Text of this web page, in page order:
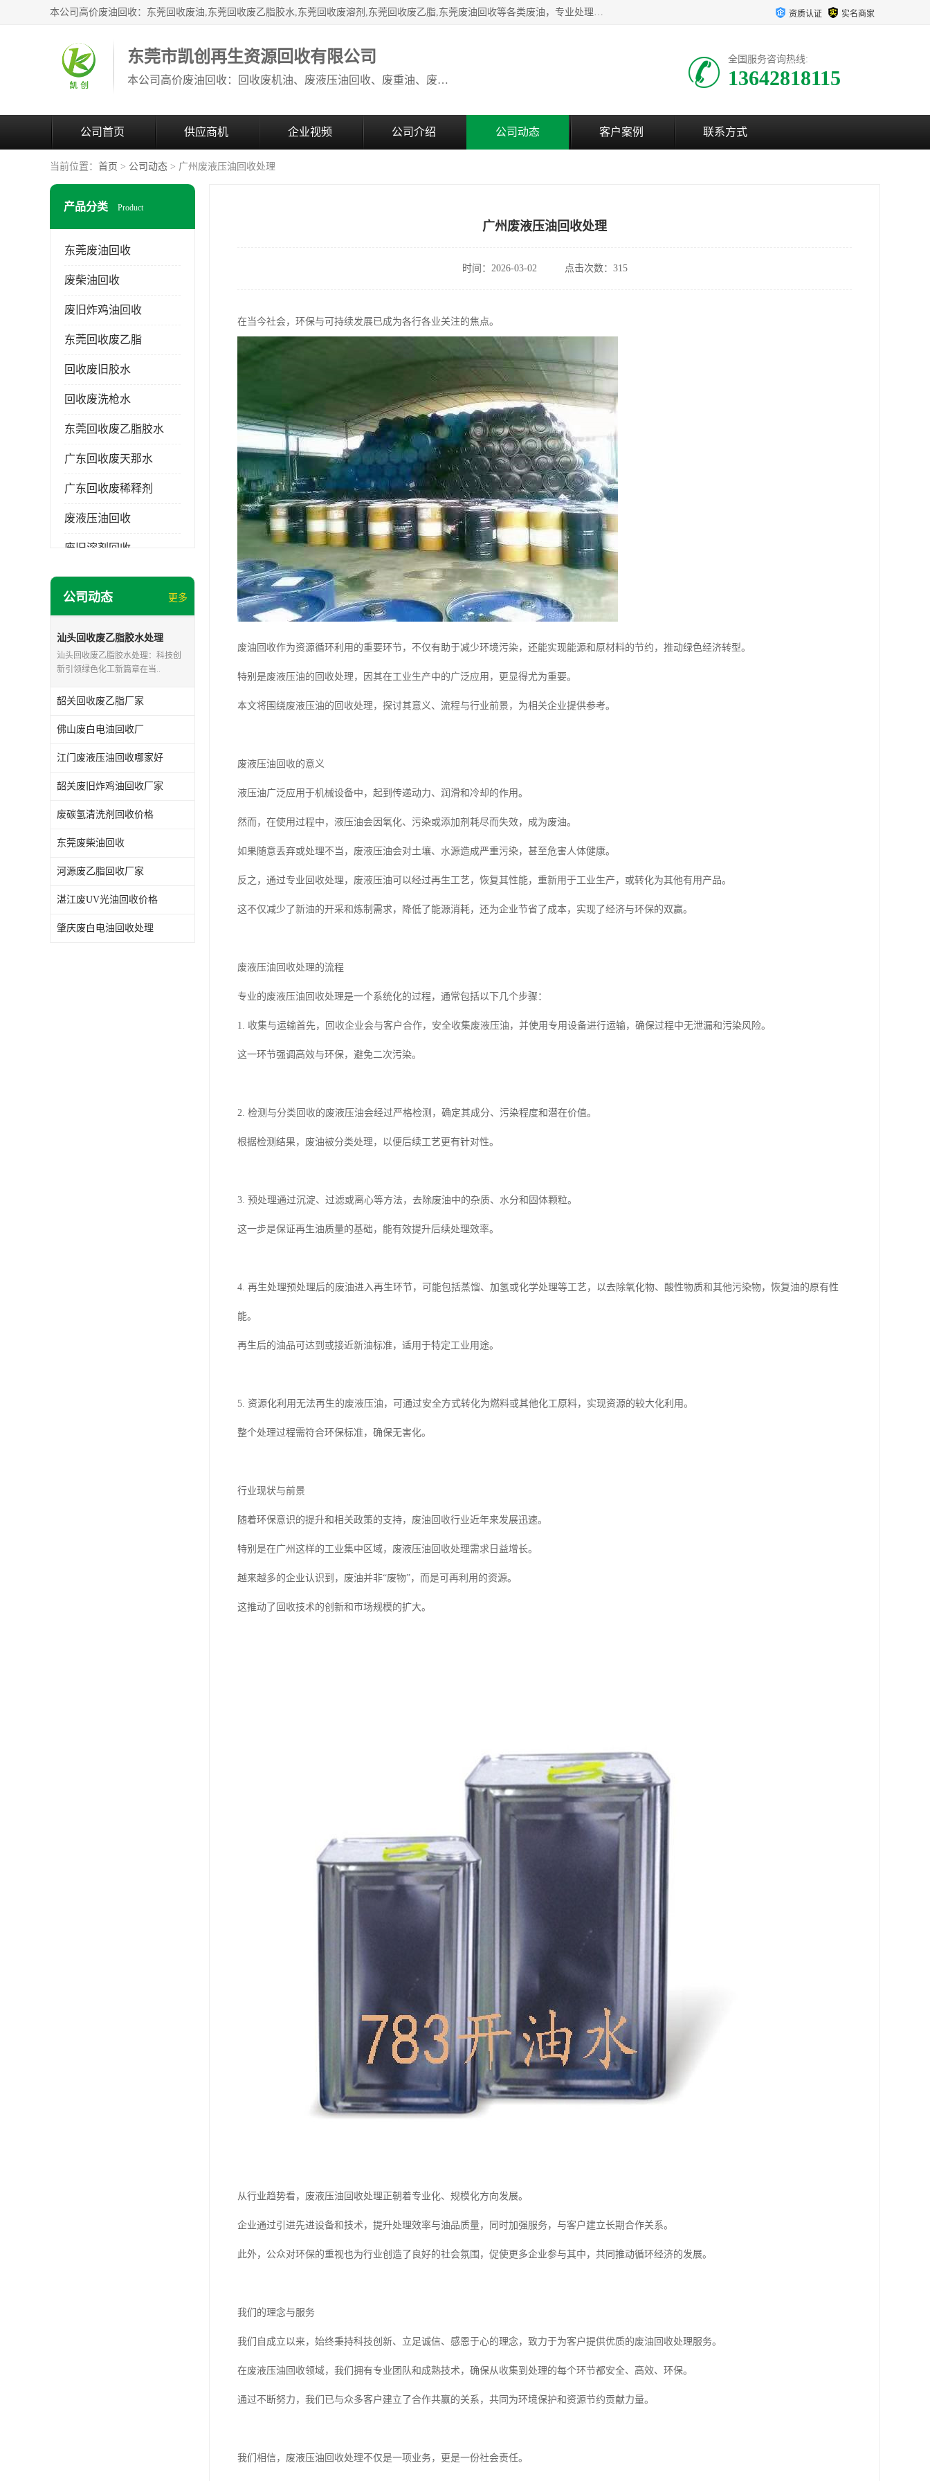
本公司高价废油回收：东莞回收废油,东莞回收废乙脂胶水,东莞回收废溶剂,东莞回收废乙脂,东莞废油回收等各类废油，专业处理从事化工产品研发与销售的综合型高科技服务性企业。我公司自成立以来，一直秉承“科技创新，立足诚信，感恩于心”的理念，力求设计与客户合作共赢的局面。在广大新老客户的大力支持下，我公司员工经过不懈努力，公司已快速发展成为国内知名化工企业。 资质认证 实名商家
东莞市凯创再生资源回收有限公司
本公司高价废油回收：回收废机油、废液压油回收、废重油、废食用油回收、废导热油、废、废油漆、废UV光油、废清、废白矿油、废变压器油
全国服务咨询热线:
13642818115
公司首页 供应商机 企业视频 公司介绍 公司动态 客户案例 联系方式
当前位置： 首页 > 公司动态 > 广州废液压油回收处理
产品分类 Product
东莞废油回收
废柴油回收
废旧炸鸡油回收
东莞回收废乙脂
回收废旧胶水
回收废洗枪水
东莞回收废乙脂胶水
广东回收废天那水
广东回收废稀释剂
废液压油回收
废旧溶剂回收
东莞回收废溶剂
废三氯乙烯回收
废混合溶剂回收
废UV光油回收
废仲丁脂回收
废洗机水回收
废清洗剂回收
废环己酮回收
废固化剂回收
废白电油回收
废油渣回收
废油漆回收
公司动态 更多
汕头回收废乙脂胶水处理
汕头回收废乙脂胶水处理：科技创
新引领绿色化工新篇章在当..
韶关回收废乙脂厂家
佛山废白电油回收厂
江门废液压油回收哪家好
韶关废旧炸鸡油回收厂家
废碳氢清洗剂回收价格
东莞废柴油回收
河源废乙脂回收厂家
湛江废UV光油回收价格
肇庆废白电油回收处理
广州废液压油回收处理
时间：2026-03-02 点击次数：315
在当今社会，环保与可持续发展已成为各行各业关注的焦点。
废油回收作为资源循环利用的重要环节，不仅有助于减少环境污染，还能实现能源和原材料的节约，推动绿色经济转型。
特别是废液压油的回收处理，因其在工业生产中的广泛应用，更显得尤为重要。
本文将围绕废液压油的回收处理，探讨其意义、流程与行业前景，为相关企业提供参考。
废液压油回收的意义
液压油广泛应用于机械设备中，起到传递动力、润滑和冷却的作用。
然而，在使用过程中，液压油会因氧化、污染或添加剂耗尽而失效，成为废油。
如果随意丢弃或处理不当，废液压油会对土壤、水源造成严重污染，甚至危害人体健康。
反之，通过专业回收处理，废液压油可以经过再生工艺，恢复其性能，重新用于工业生产，或转化为其他有用产品。
这不仅减少了新油的开采和炼制需求，降低了能源消耗，还为企业节省了成本，实现了经济与环保的双赢。
废液压油回收处理的流程
专业的废液压油回收处理是一个系统化的过程，通常包括以下几个步骤：
1. 收集与运输首先，回收企业会与客户合作，安全收集废液压油，并使用专用设备进行运输，确保过程中无泄漏和污染风险。
这一环节强调高效与环保，避免二次污染。
2. 检测与分类回收的废液压油会经过严格检测，确定其成分、污染程度和潜在价值。
根据检测结果，废油被分类处理，以便后续工艺更有针对性。
3. 预处理通过沉淀、过滤或离心等方法，去除废油中的杂质、水分和固体颗粒。
这一步是保证再生油质量的基础，能有效提升后续处理效率。
4. 再生处理预处理后的废油进入再生环节，可能包括蒸馏、加氢或化学处理等工艺，以去除氧化物、酸性物质和其他污染物，恢复油的原有性
能。
再生后的油品可达到或接近新油标准，适用于特定工业用途。
5. 资源化利用无法再生的废液压油，可通过安全方式转化为燃料或其他化工原料，实现资源的较大化利用。
整个处理过程需符合环保标准，确保无害化。
行业现状与前景
随着环保意识的提升和相关政策的支持，废油回收行业近年来发展迅速。
特别是在广州这样的工业集中区域，废液压油回收处理需求日益增长。
越来越多的企业认识到，废油并非“废物”，而是可再利用的资源。
这推动了回收技术的创新和市场规模的扩大。
从行业趋势看，废液压油回收处理正朝着专业化、规模化方向发展。
企业通过引进先进设备和技术，提升处理效率与油品质量，同时加强服务，与客户建立长期合作关系。
此外，公众对环保的重视也为行业创造了良好的社会氛围，促使更多企业参与其中，共同推动循环经济的发展。
我们的理念与服务
我们自成立以来，始终秉持科技创新、立足诚信、感恩于心的理念，致力于为客户提供优质的废油回收处理服务。
在废液压油回收领域，我们拥有专业团队和成熟技术，确保从收集到处理的每个环节都安全、高效、环保。
通过不断努力，我们已与众多客户建立了合作共赢的关系，共同为环境保护和资源节约贡献力量。
我们相信，废液压油回收处理不仅是一项业务，更是一份社会责任。